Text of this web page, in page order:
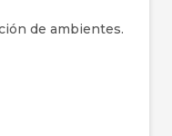
de ambientes.